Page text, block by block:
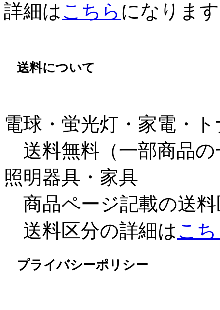
詳細はこちら になりま
送料について
電球・蛍光灯・家電・
送料無料（一部商品の
照明器具・家具
商品ページ記載の送
送料区分の詳細はこ
プライバシーポリシー